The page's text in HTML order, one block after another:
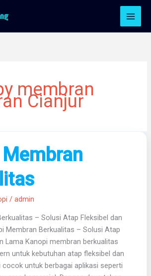
membran
Cianjur
Membran
/admin
– Solusi Atap Fleksibel dan
Membran Berkualitas – Solusi Atap
Lama Kanopi membran berkualitas
untuk kebutuhan atap fleksibel dan
untuk berbagai aplikasi seperti